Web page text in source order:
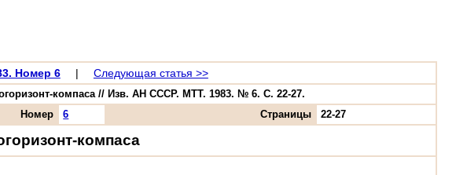
Номер 6 | Следующая статья >>
компаса // Изв. АН СССР. МТТ. 1983. № 6. С. 22-27.
Номер 6 Страницы
22-27
компаса